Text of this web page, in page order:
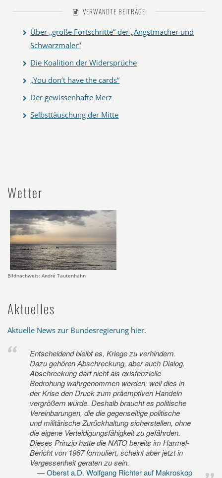
VERWANDTE BEITRÄGE
Über „große Fortschritte“ der „Angstmacher und
Schwarzmaler“
Die Koalition der Widersprüche
„You don’t have the cards“
Der gewissenhafte Merz
Selbsttäuschung der Mitte
Wetter
Bildnachweis: André Tautenhahn
Aktuelles
Aktuelle News zur Bundesregierung hier.
Entscheidend bleibt es, Kriege zu verhindern.
Dazu gehören Abschreckung, aber auch Dialog.
Abschreckung darf nicht als existenzielle
Bedrohung wahrgenommen werden, weil dies in
der Krise den Druck zum präemptiven Handeln
vergrößern würde. Deshalb braucht es politische
Vereinbarungen, die die gegenseitige politische
und militärische Zurückhaltung sicherstellen, ohne
die eigene Verteidigungsfähigkeit zu gefährden.
Dieses Prinzip hatte die NATO bereits im Harmel-
Bericht von 1967 formuliert, scheint aber jetzt in
Vergessenheit geraten zu sein.
Oberst a.D. Wolfgang Richter auf Makroskop